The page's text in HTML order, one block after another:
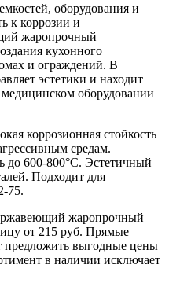
оборудования и
к коррозии и
жаропрочный
кухонного
и ограждений. В
эстетики и находит
оборудовании
коррозионная стойкость
средам.
до 600-800°C. Эстетичный
Подходит для
75.
жаропрочный
от 215 руб. Прямые
предложить выгодные цены
в наличии исключает